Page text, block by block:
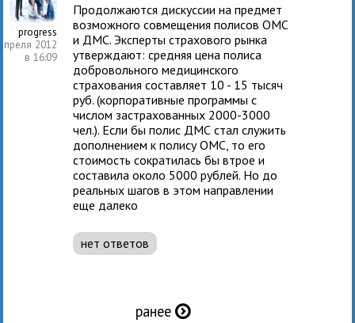
progress
2012
в 16:09
Продолжаются дискуссии на предмет
возможного совмещения полисов ОМС
и ДМС. Эксперты страхового рынка
утверждают: средняя цена полиса
добровольного медицинского
страхования составляет 10 - 15 тысяч
руб. (корпоративные программы с
числом застрахованных 2000-3000
чел.). Если бы полис ДМС стал служить
дополнением к полису ОМС, то его
стоимость сократилась бы втрое и
составила около 5000 рублей. Но до
реальных шагов в этом направлении
еще далеко
нет ответов
ранееÕ